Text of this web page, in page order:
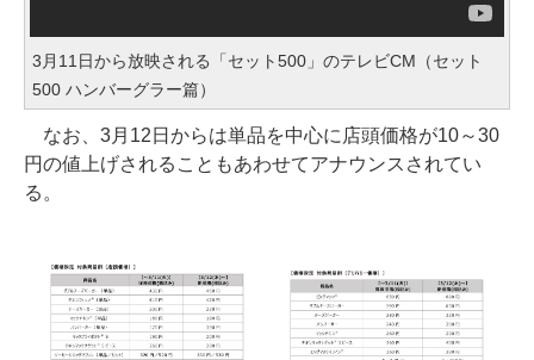
3月11日から放映される「セット500」のテレビCM（セット
500 ハンバーグラー篇）
なお、3月12日からは単品を中心に店頭価格が10～30
円の値上げされることもあわせてアナウンスされてい
る。